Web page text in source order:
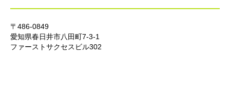
〒486-0849
愛知県春日井市八田町7-3-1
ファーストサクセスビル302